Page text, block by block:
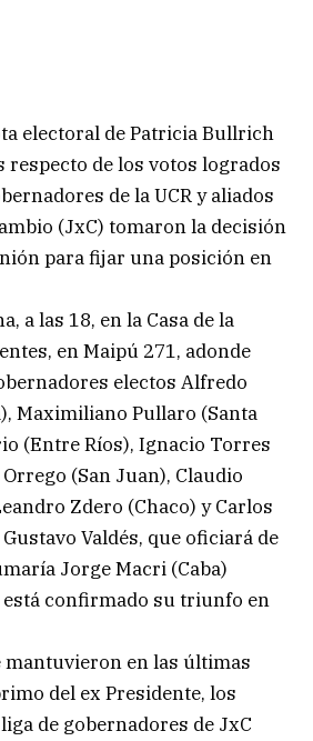
electoral de Patricia Bullrich
respecto de los votos logrados
de la UCR y aliados
(JxC) tomaron la decisión
para fijar una posición en
a las 18, en la Casa de la
en Maipú 271, adonde
electos Alfredo
Maximiliano Pullaro (Santa
(Entre Ríos), Ignacio Torres
(San Juan), Claudio
Zdero (Chaco) y Carlos
Valdés, que oficiará de
Jorge Macri (Caba)
confirmado su triunfo en
mantuvieron en las últimas
del ex Presidente, los
de gobernadores de JxC